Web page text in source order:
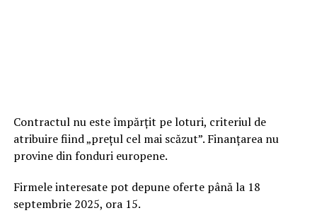
Contractul nu este împărțit pe loturi, criteriul de
atribuire fiind „prețul cel mai scăzut”. Finanțarea nu
provine din fonduri europene.
Firmele interesate pot depune oferte până la 18
septembrie 2025, ora 15.